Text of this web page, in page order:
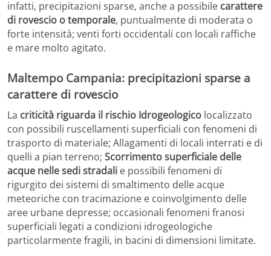
infatti, precipitazioni sparse, anche a possibile carattere
di rovescio o temporale, puntualmente di moderata o
forte intensità; venti forti occidentali con locali raffiche
e mare molto agitato.
Maltempo Campania: precipitazioni sparse a
carattere di rovescio
La criticità riguarda il rischio Idrogeologico localizzato
con possibili ruscellamenti superficiali con fenomeni di
trasporto di materiale; Allagamenti di locali interrati e di
quelli a pian terreno; Scorrimento superficiale delle
acque nelle sedi stradali e possibili fenomeni di
rigurgito dei sistemi di smaltimento delle acque
meteoriche con tracimazione e coinvolgimento delle
aree urbane depresse; occasionali fenomeni franosi
superficiali legati a condizioni idrogeologiche
particolarmente fragili, in bacini di dimensioni limitate.